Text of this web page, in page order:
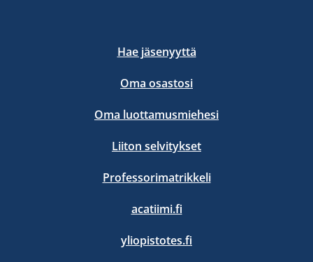
Hae jäsenyyttä
Oma osastosi
Oma luottamusmiehesi
Liiton selvitykset
Professorimatrikkeli
acatiimi.fi
yliopistotes.fi